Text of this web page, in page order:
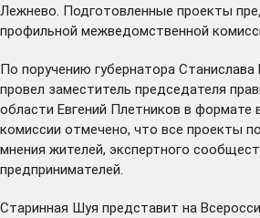
Лежнево. Подготовленные проекты
профильной межведомственной
По поручению губернатора Станислава
провел заместитель председателя
области Евгений Плетников в формате
комиссии отмечено, что все проекты
мнения жителей, экспертного
предпринимателей.
Старинная Шуя представит на